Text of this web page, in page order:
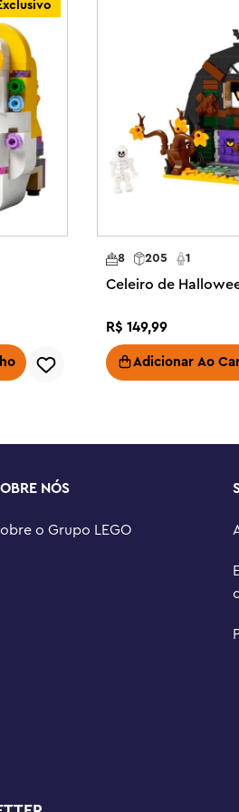
alegre para crianças e adultos,
de Natal em ambientes
conjunto contém 761 peças.
de 10 anos - Traga a magia
Up-Scaled Santa Minifigure,
para construir
decoração divertida de Natal –
prateleira ou mesa para criar
a qualquer casa com uma
ano após ano – Este conjunto de
pessoa que ame o Natal e
que criam peças de exibição
de Natal de 761 peças
205 1
8
Celeiro de
R$ 149,99
Adicionar Ao
NÓS
o Grupo LEGO